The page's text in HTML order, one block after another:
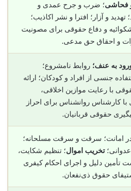
فحاشی؛ ضرب و جرح عمدی و
تهدید و آزار؛ افترا و نشر اکاذیب؛
و دفاع حقوقی برای مصونیت
و احقاق حق مدعی.
به عنف؛ روابط نامشروع؛
جنسی از افراد و کودکان؛ ارائه
با رعایت موازین اخلاقی،
با کارشناس روانشناس برای احراز
حقوقی قربانیان.
امانت؛ سرقت و سرقت مسلحانه؛
تخریب اموال؛ تنظیم شکایت،
تأمین دلیل و اجرای احکام کیفری
حقوق ذی‌نفعان.